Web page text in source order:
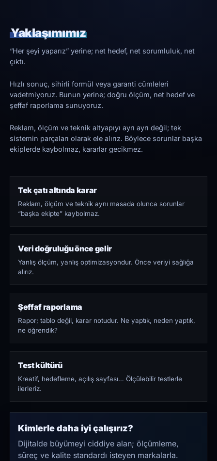
Yaklaşımımız
“Her şeyi yaparız” yerine; net hedef, net sorumluluk, net
çıktı.
Hızlı sonuç, sihirli formül veya garanti cümleleri
vadetmiyoruz. Bunun yerine; doğru ölçüm, net hedef ve
şeffaf raporlama sunuyoruz.
Reklam, ölçüm ve teknik altyapıyı ayrı ayrı değil; tek
sistemin parçaları olarak ele alırız. Böylece sorunlar başka
ekiplerde kaybolmaz, kararlar gecikmez.
Tek çatı altında karar
Reklam, ölçüm ve teknik aynı masada olunca sorunlar
“başka ekipte” kaybolmaz.
Veri doğruluğu önce gelir
Yanlış ölçüm, yanlış optimizasyondur. Önce veriyi sağlığa
alırız.
Şeffaf raporlama
Rapor; tablo değil, karar notudur. Ne yaptık, neden yaptık,
ne öğrendik?
Test kültürü
Kreatif, hedefleme, açılış sayfası… Ölçülebilir testlerle
ilerleriz.
Kimlerle daha iyi çalışırız?
Dijitalde büyümeyi ciddiye alan; ölçümleme,
süreç ve kalite standardı isteyen markalarla.